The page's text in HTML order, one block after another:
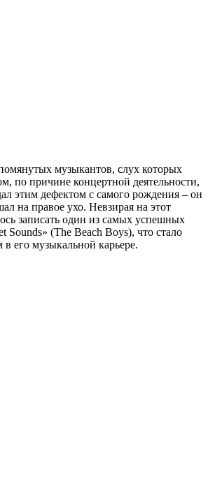
музыкантов, слух которых
по причине концертной деятельности,
этим дефектом с самого рождения – он
на правое ухо. Невзирая на этот
записать один из самых успешных
Sounds» (The Beach Boys), что стало
его музыкальной карьере.